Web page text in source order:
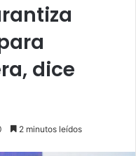
dice
2 minutos leídos